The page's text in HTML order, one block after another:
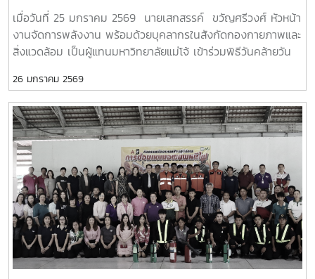
เมื่อวันที่ 25 มกราคม 2569 นายเสกสรรค์ ขวัญศรีวงศ์ หัวหน้า
งานจัดการพลังงาน พร้อมด้วยบุคลากรในสังกัดกองกายภาพและ
สิ่งแวดล้อม เป็นผู้แทนมหาวิทยาลัยแม่โจ้ เข้าร่วมพิธีวันคล้ายวัน
ราชานุสาวรีย์สมเด็จพระนเรศวรมหาราช กองกำกับการ 5 กอง
บังคับการฝึกพิเศษกองบัญชาการตำรวจตระเวนชายแดน อำเภอ
แม่แตง จังหวัดเชียงใหม่
26 มกราคม 2569